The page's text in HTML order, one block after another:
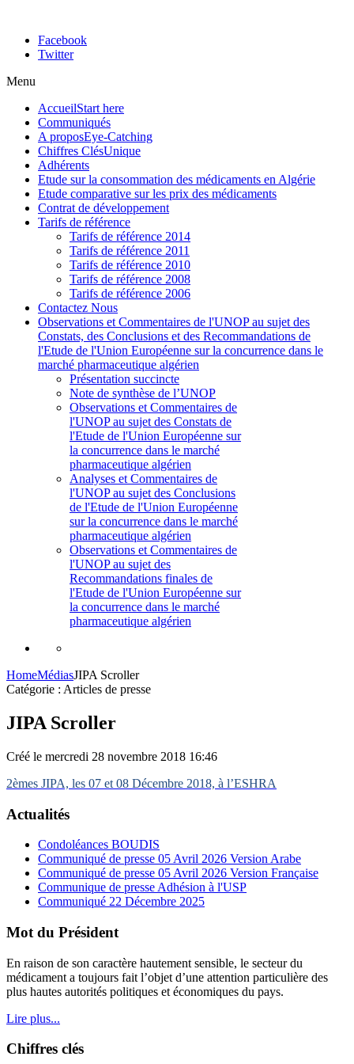
Facebook
Twitter
Menu
AccueilStart here
Communiqués
A proposEye-Catching
Chiffres ClésUnique
Adhérents
Etude sur la consommation des médicaments en Algérie
Etude comparative sur les prix des médicaments
Contrat de développement
Tarifs de référence
Tarifs de référence 2014
Tarifs de référence 2011
Tarifs de référence 2010
Tarifs de référence 2008
Tarifs de référence 2006
Contactez Nous
Observations et Commentaires de l'UNOP au sujet des
Constats, des Conclusions et des Recommandations de
l'Etude de l'Union Européenne sur la concurrence dans le
marché pharmaceutique algérien
Présentation succincte
Note de synthèse de l’UNOP
Observations et Commentaires de
l'UNOP au sujet des Constats de
l'Etude de l'Union Européenne sur
la concurrence dans le marché
pharmaceutique algérien
Analyses et Commentaires de
l'UNOP au sujet des Conclusions
de l'Etude de l'Union Européenne
sur la concurrence dans le marché
pharmaceutique algérien
Observations et Commentaires de
l'UNOP au sujet des
Recommandations finales de
l'Etude de l'Union Européenne sur
la concurrence dans le marché
pharmaceutique algérien
HomeMédiasJIPA Scroller
Catégorie : Articles de presse
JIPA Scroller
Créé le mercredi 28 novembre 2018 16:46
2èmes JIPA, les 07 et 08 Décembre 2018, à l’ESHRA
Actualités
Condoléances BOUDIS
Communiqué de presse 05 Avril 2026 Version Arabe
Communiqué de presse 05 Avril 2026 Version Française
Communique de presse Adhésion à l'USP
Communiqué 22 Décembre 2025
Mot du Président
En raison de son caractère hautement sensible, le secteur du
médicament a toujours fait l’objet d’une attention particulière des
plus hautes autorités politiques et économiques du pays.
Lire plus...
Chiffres clés